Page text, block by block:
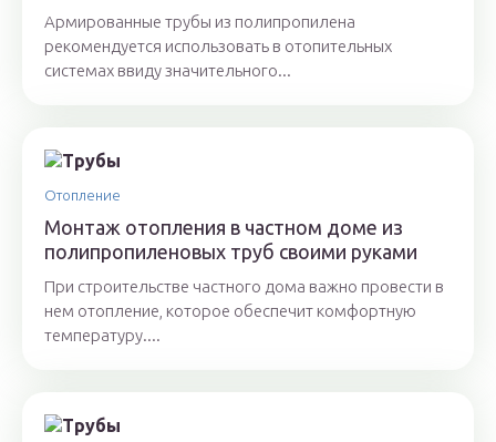
Армированные трубы из полипропилена
рекомендуется использовать в отопительных
системах ввиду значительного...
Отопление
Монтаж отопления в частном доме из
полипропиленовых труб своими руками
При строительстве частного дома важно провести в
нем отопление, которое обеспечит комфортную
температуру....